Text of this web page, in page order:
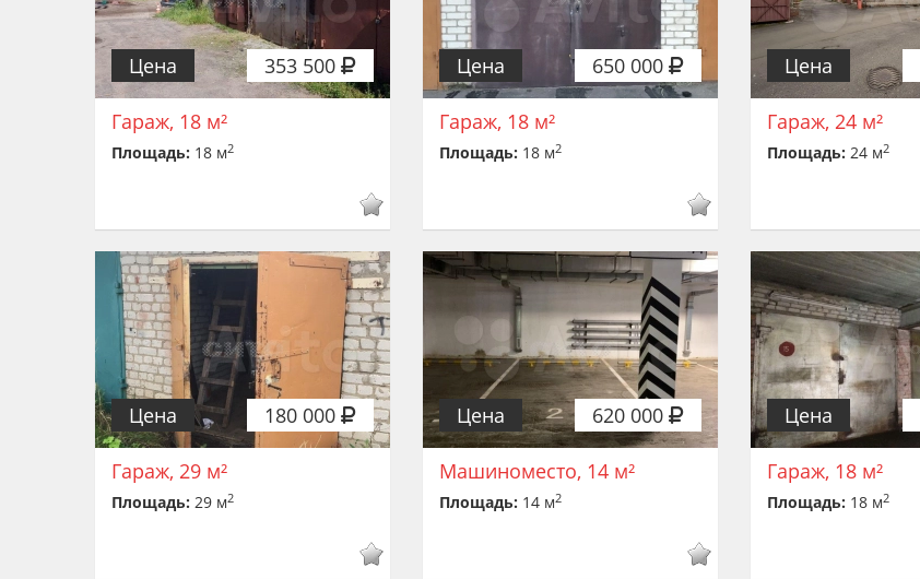
353 500
Цена
Гараж, 18 м²
Площадь: 18 м2
650 000
Цена
Гараж, 18 м²
Площадь: 18 м2
Цена
Гараж, 24 м²
Площадь: 24 м2
180 000
Цена
Гараж, 29 м²
Площадь: 29 м2
620 000
Цена
Машиноместо, 14 м²
Площадь: 14 м2
Цена
Гараж, 18 м²
Площадь: 18 м2